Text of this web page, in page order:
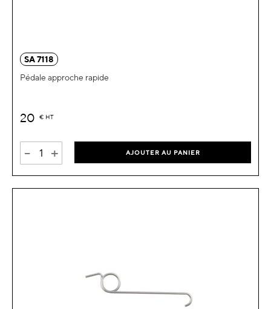
SA 7118
Pédale approche rapide
20 € HT
- + AJOUTER AU PANIER